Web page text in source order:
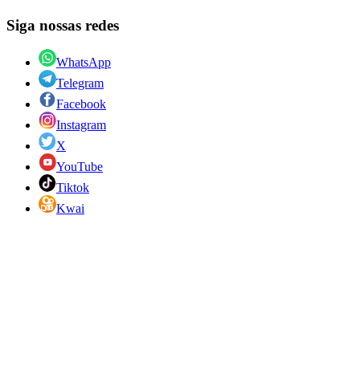
Siga nossas redes
WhatsApp
Telegram
Facebook
Instagram
X
YouTube
Tiktok
Kwai